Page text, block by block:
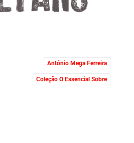
António Mega Ferreira
Coleção O Essencial Sobre